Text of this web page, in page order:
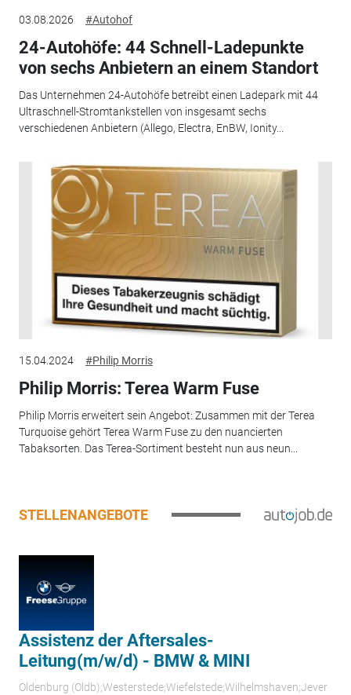
03.08.2026 #Autohof
24-Autohöfe: 44 Schnell-Ladepunkte
von sechs Anbietern an einem Standort
Das Unternehmen 24-Autohöfe betreibt einen Ladepark mit 44
Ultraschnell-Stromtankstellen von insgesamt sechs
verschiedenen Anbietern (Allego, Electra, EnBW, Ionity...
15.04.2024 #Philip Morris
Philip Morris: Terea Warm Fuse
Philip Morris erweitert sein Angebot: Zusammen mit der Terea
Turquoise gehört Terea Warm Fuse zu den nuancierten
Tabaksorten. Das Terea-Sortiment besteht nun aus neun...
STELLENANGEBOTE
Assistenz der Aftersales-
Leitung(m/w/d) - BMW & MINI
Oldenburg (Oldb);Westerstede;Wiefelstede;Wilhelmshaven;Jever